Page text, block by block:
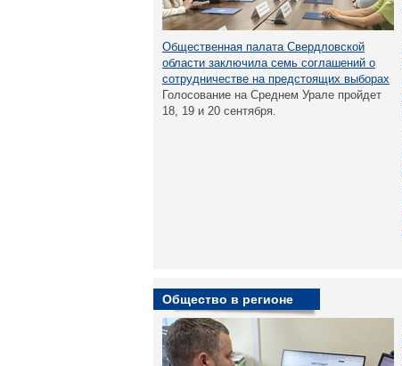
Общественная палата Свердловской
области заключила семь соглашений о
сотрудничестве на предстоящих выборах
Голосование на Среднем Урале пройдет
18, 19 и 20 сентября.
Общество в регионе